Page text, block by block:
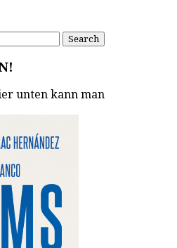
unten kann man